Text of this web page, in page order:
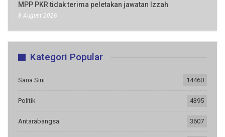
MPP PKR tidak terima peletakan jawatan Izzah
8 August 2026
Kategori Popular
Sana Sini 14460
Politik 4395
Antarabangsa 3607